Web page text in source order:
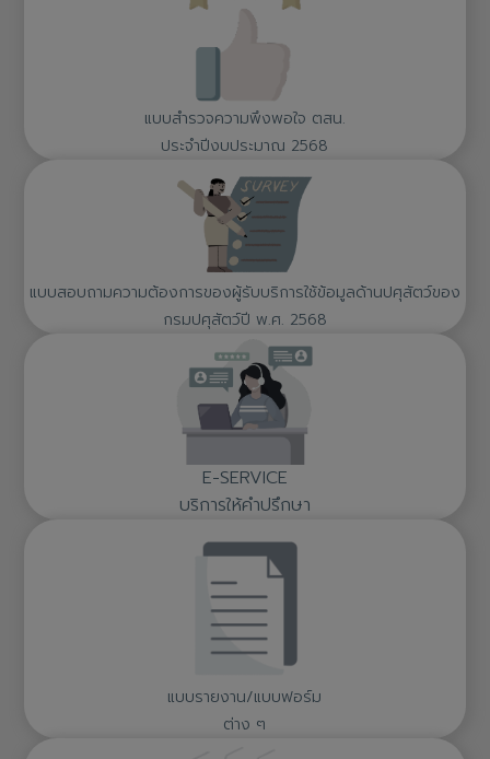
แบบสำรวจความพึงพอใจ ตสน.
ประจำปีงบประมาณ 2568
แบบสอบถามความต้องการของผู้รับบริการใช้ข้อมูลด้านปศุสัตว์ของ
กรมปศุสัตว์ปี พ.ศ. 2568
E-SERVICE
บริการให้คำปรึกษา
แบบรายงาน/แบบฟอร์ม
ต่าง ๆ